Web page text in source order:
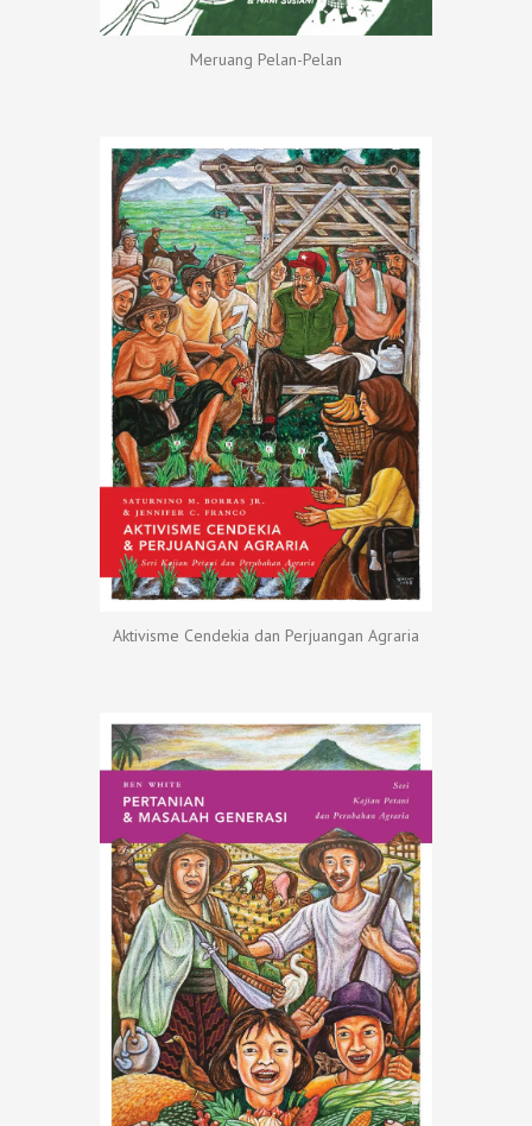
Meruang Pelan-Pelan
Aktivisme Cendekia dan Perjuangan Agraria